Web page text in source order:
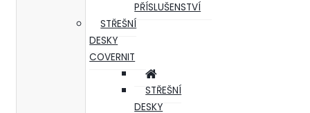
PŘÍSLUŠENSTVÍ
STŘEŠNÍ
DESKY
COVERNIT
STŘEŠNÍ
DESKY